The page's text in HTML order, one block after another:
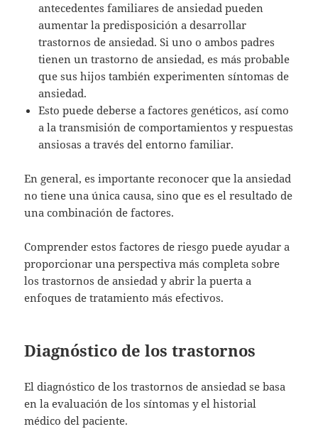
antecedentes familiares de ansiedad pueden
aumentar la predisposición a desarrollar
trastornos de ansiedad. Si uno o ambos padres
tienen un trastorno de ansiedad, es más probable
que sus hijos también experimenten síntomas de
ansiedad.
Esto puede deberse a factores genéticos, así como
a la transmisión de comportamientos y respuestas
ansiosas a través del entorno familiar.
En general, es importante reconocer que la ansiedad
no tiene una única causa, sino que es el resultado de
una combinación de factores.
Comprender estos factores de riesgo puede ayudar a
proporcionar una perspectiva más completa sobre
los trastornos de ansiedad y abrir la puerta a
enfoques de tratamiento más efectivos.
Diagnóstico de los trastornos
El diagnóstico de los trastornos de ansiedad se basa
en la evaluación de los síntomas y el historial
médico del paciente.